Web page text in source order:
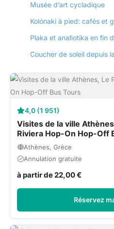
Musée d’art cycladique
Kolónaki à pied: cafés et
Plaka et anaﬁotika en fin
Coucher de soleil depuis
4,0 (1 951)
Visites de la ville
Riviera Hop-On Hop-Off
Athènes, Grèce
Annulation gratuite
à partir de 22,00 €
Réservez